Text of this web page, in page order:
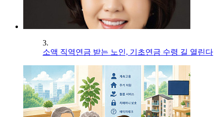
3.
소액 직역연금 받는 노인, 기초연금 수령 길 열린다